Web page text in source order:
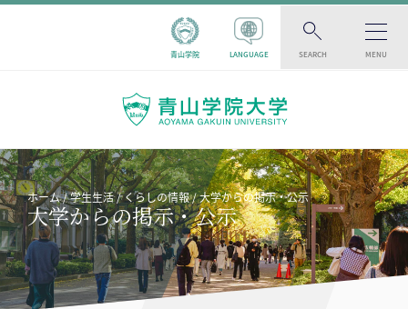
青山学院 LANGUAGE SEARCH MENU
ホーム 学生生活 くらしの情報 大学からの掲示・公示
大学からの掲示・公示